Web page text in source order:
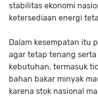
stabilitas ekonomi
ketersediaan energi
Dalam kesempatan itu
agar tetap tenang
kebutuhan, termasuk
bahan bakar minyak
karena stok nasional